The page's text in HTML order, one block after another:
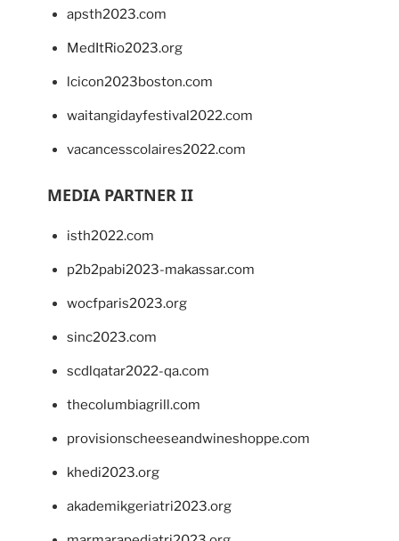
apsth2023.com
MedItRio2023.org
lcicon2023boston.com
waitangidayfestival2022.com
vacancesscolaires2022.com
MEDIA PARTNER II
isth2022.com
p2b2pabi2023-makassar.com
wocfparis2023.org
sinc2023.com
scdlqatar2022-qa.com
thecolumbiagrill.com
provisionscheeseandwineshoppe.com
khedi2023.org
akademikgeriatri2023.org